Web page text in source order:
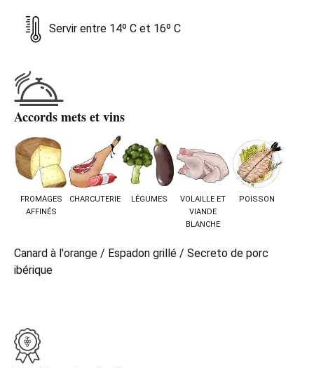
Servir entre 14º C et 16º C
Accords mets et vins
FROMAGES
AFFINÉS
CHARCUTERIE LÉGUMES
VOLAILLE ET
VIANDE
BLANCHE
POISSON
Canard à l'orange / Espadon grillé / Secreto de porc
ibérique